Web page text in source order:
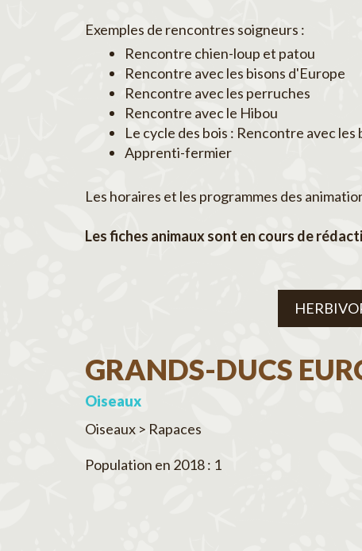
Exemples de rencontres soigneurs :
Rencontre chien-loup et patou
Rencontre avec les bisons d'Europe
Rencontre avec les perruches
Rencontre avec le Hibou
Le cycle des bois : Rencontre avec les
Apprenti-fermier
Les horaires et les programmes des
Les fiches animaux sont en cours de
GRANDS-DUCS
Oiseaux
Oiseaux > Rapaces
Population en 2018 : 1